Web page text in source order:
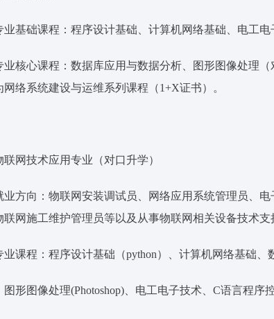
业基础课程：程序设计基础、计算机网络基础、电工
业核心课程：数据库应用与数据分析、图形图像处理
网络系统建设与运维系列课程（1+X证书）。
联网技术应用专业（对口升学）
业方向：物联网安装调试员、网络应用系统管理员、
联网施工维护管理员等以及从事物联网相关设备技术支
业课程：程序设计基础（python）、计算机网络基础、
图形图像处理(Photoshop)、电工电子技术、C语言程